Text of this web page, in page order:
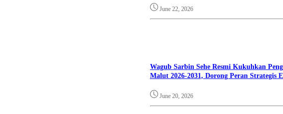
June 22, 2026
Wagub Sarbin Sehe Resmi Kukuhkan
Malut 2026-2031, Dorong Peran Strategis
June 20, 2026